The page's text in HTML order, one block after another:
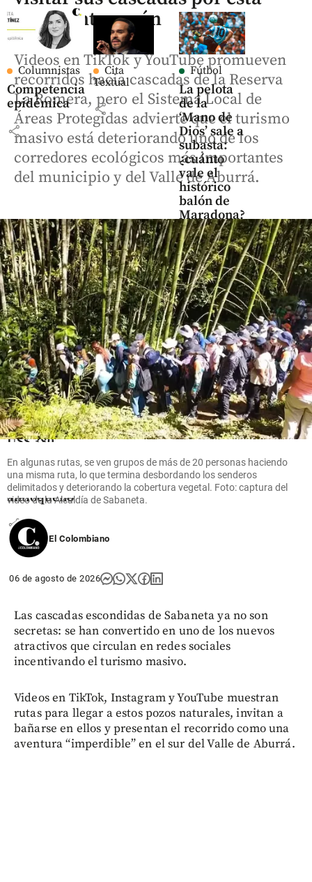
Columnistas
Competencia
epidémica
share
Cita
Textual
share
Fútbol
La pelota
de la
‘Mano de
Dios’ sale a
subasta:
¿cuánto
vale el
histórico
balón de
Maradona?
share
Oriente
Antioqueño
Flores que
cruzan el
cielo: así
es el
negocio
que mueve
US$ 380
millones
en el
Oriente
antioqueño
share
alarmante razón
Videos en TikTok y YouTube promueven
recorridos hacia cascadas de la Reserva
La Romera, pero el Sistema Local de
Áreas Protegidas advierte que el turismo
masivo está deteriorando uno de los
corredores ecológicos más importantes
del municipio y del Valle de Aburrá.
En algunas rutas, se ven grupos de más de 20 personas haciendo
una misma ruta, lo que termina desbordando los senderos
delimitados y deteriorando la cobertura vegetal. Foto: captura del
video de la Alcaldía de Sabaneta.
El Colombiano
06 de agosto de 2026
Las cascadas escondidas de Sabaneta ya no son
secretas: se han convertido en uno de los nuevos
atractivos que circulan en redes sociales
incentivando el turismo masivo.
Videos en TikTok, Instagram y YouTube muestran
rutas para llegar a estos pozos naturales, invitan a
bañarse en ellos y presentan el recorrido como una
aventura “imperdible” en el sur del Valle de Aburrá.